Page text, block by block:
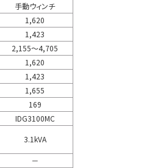
手動ウィンチ
1,620
1,423
2,155～4,705
1,620
1,423
1,655
169
IDG3100MC
3.1kVA
－